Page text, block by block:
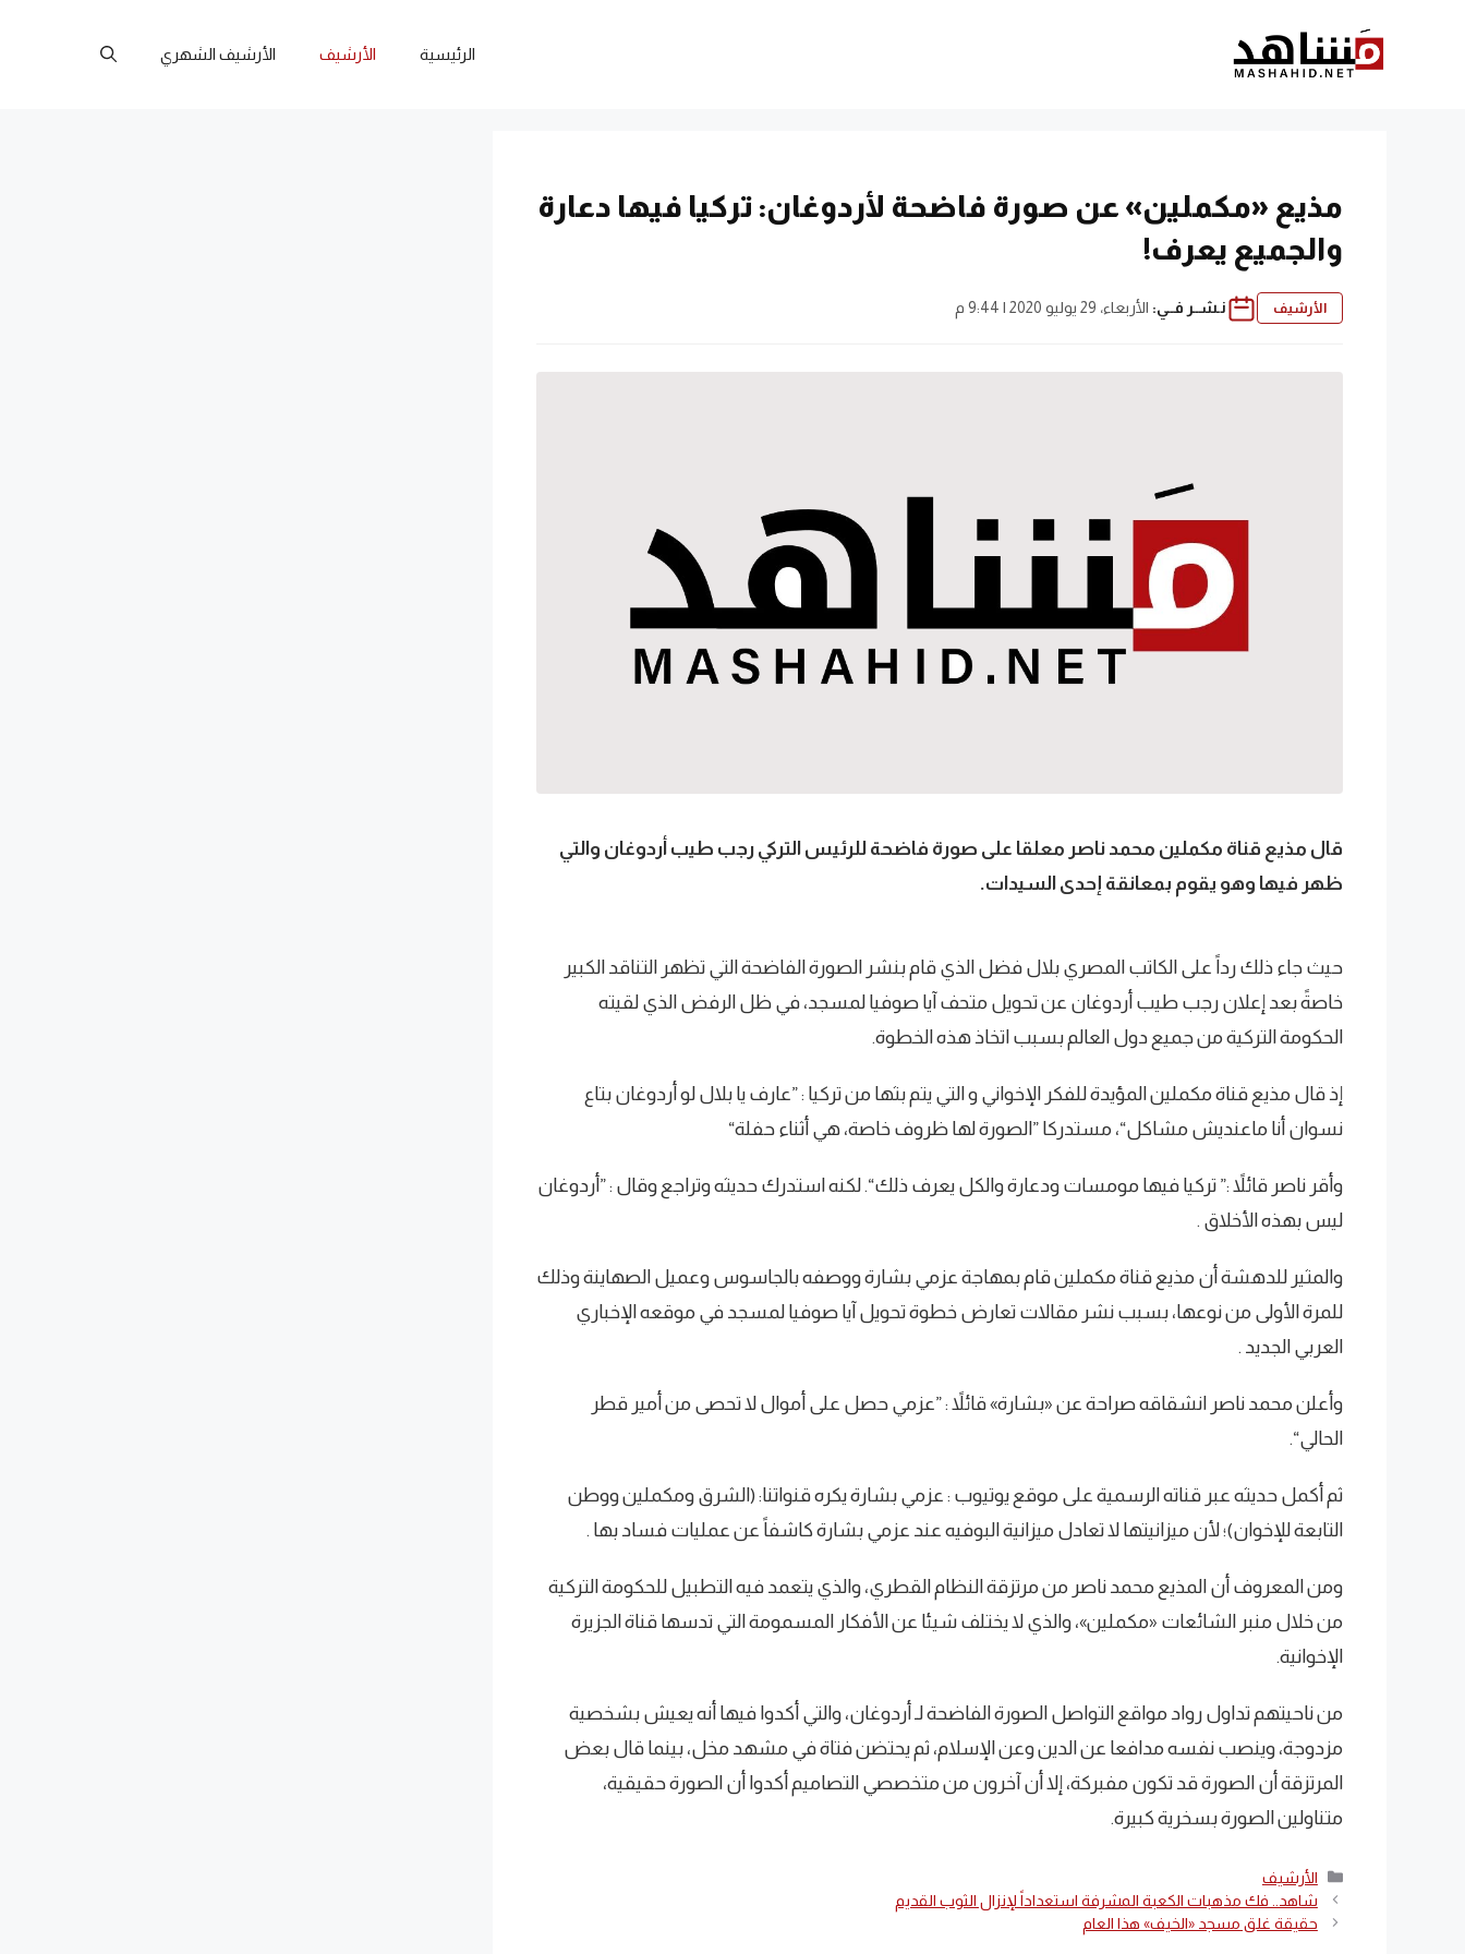
الرئيسية الأرشيف الأرشيف الشهري
مذيع «مكملين» عن صورة فاضحة لأردوغان: تركيا فيها دعارة
والجميع يعرف!
الأرشيف نـشــر فــي: الأربعاء، 29 يوليو 2020 | 9:44 م
قال مذيع قناة مكملين محمد ناصر معلقا على صورة فاضحة للرئيس التركي رجب طيب أردوغان والتي
ظهر فيها وهو يقوم بمعانقة إحدى السيدات.
حيث جاء ذلك رداً على الكاتب المصري بلال فضل الذي قام بنشر الصورة الفاضحة التي تظهر التناقد الكبير
خاصةً بعد إعلان رجب طيب أردوغان عن تحويل متحف آيا صوفيا لمسجد، في ظل الرفض الذي لقيته
الحكومة التركية من جميع دول العالم بسبب اتخاذ هذه الخطوة.
إذ قال مذيع قناة مكملين المؤيدة للفكر الإخواني و التي يتم بثها من تركيا : ”عارف يا بلال لو أردوغان بتاع
نسوان أنا ماعنديش مشاكل“، مستدركا ”الصورة لها ظروف خاصة، هي أثناء حفلة“
وأقر ناصر قائلاً :” تركيا فيها مومسات ودعارة والكل يعرف ذلك“. لكنه استدرك حديثه وتراجع وقال : ”أردوغان
ليس بهذه الأخلاق .
والمثير للدهشة أن مذيع قناة مكملين قام بمهاجة عزمي بشارة ووصفه بالجاسوس وعميل الصهاينة وذلك
للمرة الأولى من نوعها، بسبب نشر مقالات تعارض خطوة تحويل آيا صوفيا لمسجد في موقعه الإخباري
العربي الجديد .
وأعلن محمد ناصر انشقاقه صراحة عن «بشارة» قائلاً : ”عزمي حصل على أموال لا تحصى من أمير قطر
الحالي“.
ثم أكمل حديثه عبر قناته الرسمية على موقع يوتيوب : عزمي بشارة يكره قنواتنا: (الشرق ومكملين ووطن
التابعة للإخوان)؛ لأن ميزانيتها لا تعادل ميزانية البوفيه عند عزمي بشارة كاشفاً عن عمليات فساد بها .
ومن المعروف أن المذيع محمد ناصر من مرتزقة النظام القطري، والذي يتعمد فيه التطبيل للحكومة التركية
من خلال منبر الشائعات «مكملين»، والذي لا يختلف شيئا عن الأفكار المسمومة التي تدسها قناة الجزيرة
الإخوانية.
من ناحيتهم تداول رواد مواقع التواصل الصورة الفاضحة لـ أردوغان، والتي أكدوا فيها أنه يعيش بشخصية
مزدوجة، وينصب نفسه مدافعا عن الدين وعن الإسلام، ثم يحتضن فتاة في مشهد مخل، بينما قال بعض
المرتزقة أن الصورة قد تكون مفبركة، إلا أن آخرون من متخصصي التصاميم أكدوا أن الصورة حقيقية،
متناولين الصورة بسخرية كبيرة.
التصنيفات
الأرشيف
شاهد.. فك مذهبات الكعبة المشرفة استعداداً لإنزال الثوب القديم
حقيقة غلق مسجد «الخيف» هذا العام